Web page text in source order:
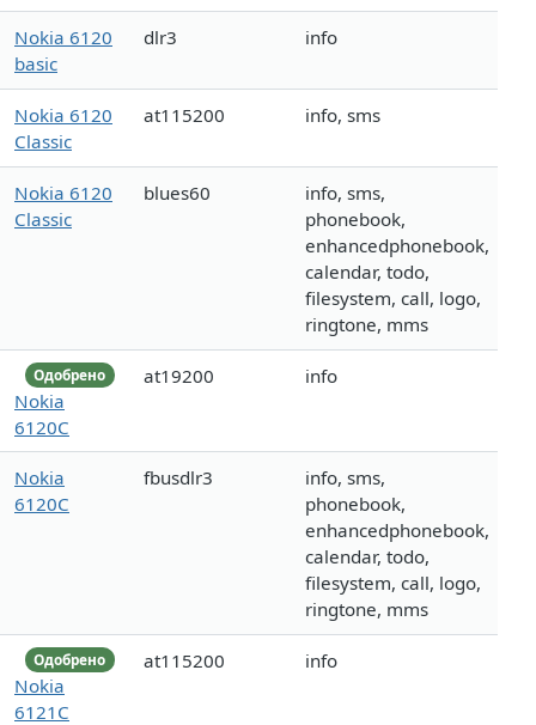
Nokia 6120
basic
dlr3 info
Nokia 6120
Classic
at115200 info, sms
Nokia 6120
Classic
blues60
info, sms,
phonebook,
enhancedphonebook,
calendar, todo,
filesystem, call, logo,
ringtone, mms
Одобрено
Nokia
6120C
at19200 info
Nokia
6120C
fbusdlr3
info, sms,
phonebook,
enhancedphonebook,
calendar, todo,
filesystem, call, logo,
ringtone, mms
Одобрено
Nokia
6121C
at115200 info